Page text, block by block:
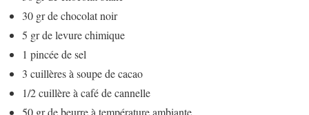
30 gr de chocolat noir
5 gr de levure chimique
1 pincée de sel
3 cuillères à soupe de cacao
1/2 cuillère à café de cannelle
50 gr de beurre à température ambiante